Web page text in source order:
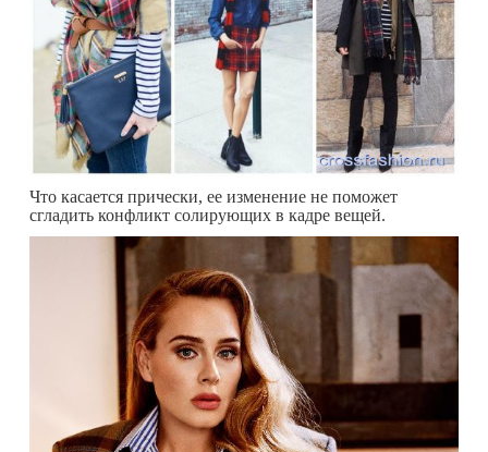
Что касается прически, ее изменение не поможет
сгладить конфликт солирующих в кадре вещей.